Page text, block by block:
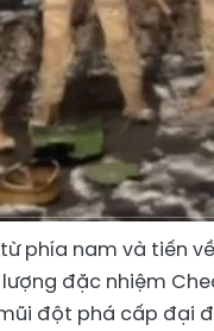
phía nam và tiến
đặc nhiệm
đột phá cấp đại